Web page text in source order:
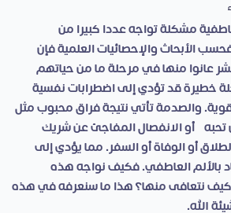
مشكلة تواجه عددا كبيرا من
الأبحاث والإحصائيات العلمية فإن
عانوا منها في مرحلة ما من حياتهم،
خطيرة قد تؤدي إلى اضطرابات نفسية
والصدمة تأتي نتيجة فراق محبوب مثل
أو الانفصال المفاجئ عن شريك
أو الوفاة أو السفر. مما يؤدي إلى
بالألم العاطفي. فكيف نواجه هذه
نتعافى منها؟ هذا ما سنعرفه في هذه
الله.